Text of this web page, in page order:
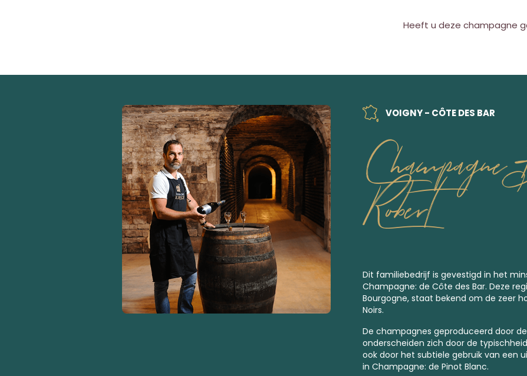
Heeft u deze champagne
VOIGNY - CÔTE DES BAR
Robert
Dit familiebedrijf is gevestigd in het
Champagne: de Côte des Bar. Deze
Bourgogne, staat bekend om de zeer
Noirs.
De champagnes geproduceerd door
onderscheiden zich door de
ook door het subtiele gebruik van een
in Champagne: de Pinot Blanc.